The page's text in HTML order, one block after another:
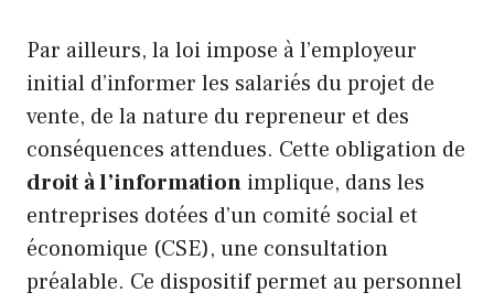
Par ailleurs, la loi impose à l’employeur
initial d’informer les salariés du projet de
vente, de la nature du repreneur et des
conséquences attendues. Cette obligation de
droit à l’information implique, dans les
entreprises dotées d’un comité social et
économique (CSE), une consultation
préalable. Ce dispositif permet au personnel